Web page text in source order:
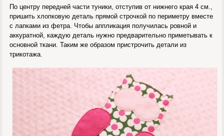
По центру передней части туники, отступив от нижнего края 4 см.,
пришить хлопковую деталь прямой строчкой по периметру вместе
с лапками из фетра. Чтобы аппликация получилась ровной и
аккуратной, каждую деталь нужно предварительно приметывать к
основной ткани. Таким же образом пристрочить детали из
трикотажа.